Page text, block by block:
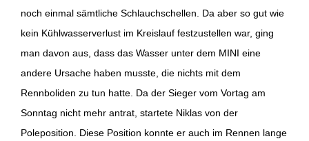
noch einmal sämtliche Schlauchschellen. Da aber so gut wie
kein Kühlwasserverlust im Kreislauf festzustellen war, ging
man davon aus, dass das Wasser unter dem MINI eine
andere Ursache haben musste, die nichts mit dem
Rennboliden zu tun hatte. Da der Sieger vom Vortag am
Sonntag nicht mehr antrat, startete Niklas von der
Poleposition. Diese Position konnte er auch im Rennen lange